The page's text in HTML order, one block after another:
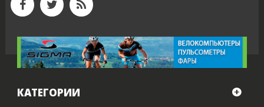
КАТЕГОРИИ